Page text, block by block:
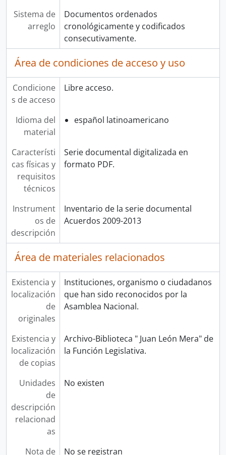
Sistema de
arreglo
Documentos ordenados
cronológicamente y codificados
consecutivamente.
Área de condiciones de acceso y uso
Condicione
s de acceso
Libre acceso.
Idioma del
material
español latinoamericano
Característi
cas físicas y
requisitos
técnicos
Serie documental digitalizada en
formato PDF.
Instrument
os de
descripción
Inventario de la serie documental
Acuerdos 2009-2013
Área de materiales relacionados
Existencia y
localización
de
originales
Instituciones, organismo o ciudadanos
que han sido reconocidos por la
Asamblea Nacional.
Existencia y
localización
de copias
Archivo-Biblioteca " Juan León Mera" de
la Función Legislativa.
Unidades
de
descripción
relacionad
as
No existen
Nota de
No se registran